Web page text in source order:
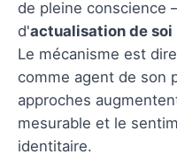
de pleine conscience
d'actualisation de soi
Le mécanisme est
comme agent de son
approches
mesurable et le
identitaire.